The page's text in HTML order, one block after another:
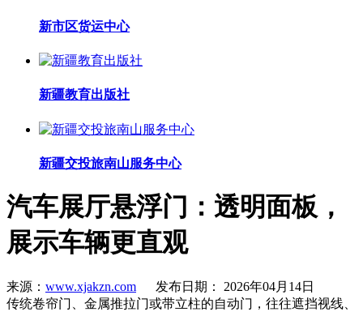
新市区货运中心
新疆教育出版社
新疆交投旅南山服务中心
汽车展厅悬浮门：透明面板，
展示车辆更直观
来源： www.xjakzn.com 发布日期： 2026年04月14日
传统卷帘门、金属推拉门或带立柱的自动门，往往遮挡视线、